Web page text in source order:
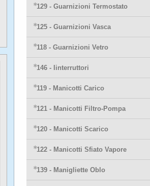
129 - Guarnizioni Termostato
125 - Guarnizioni Vasca
118 - Guarnizioni Vetro
146 - Iinterruttori
119 - Manicotti Carico
121 - Manicotti Filtro-Pompa
120 - Manicotti Scarico
122 - Manicotti Sfiato Vapore
139 - Manigliette Oblo